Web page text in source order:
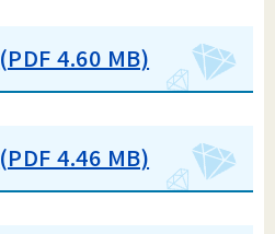
(PDF 4.60 MB)
(PDF 4.46 MB)